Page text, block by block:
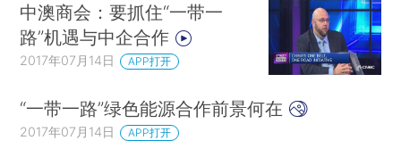
中澳商会：要抓住“一带一
路”机遇与中企合作
2017年07月14日 APP打开
“一带一路”绿色能源合作前景何在
2017年07月14日 APP打开